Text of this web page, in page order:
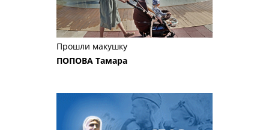
Прошли макушку
ПОПОВА Тамара